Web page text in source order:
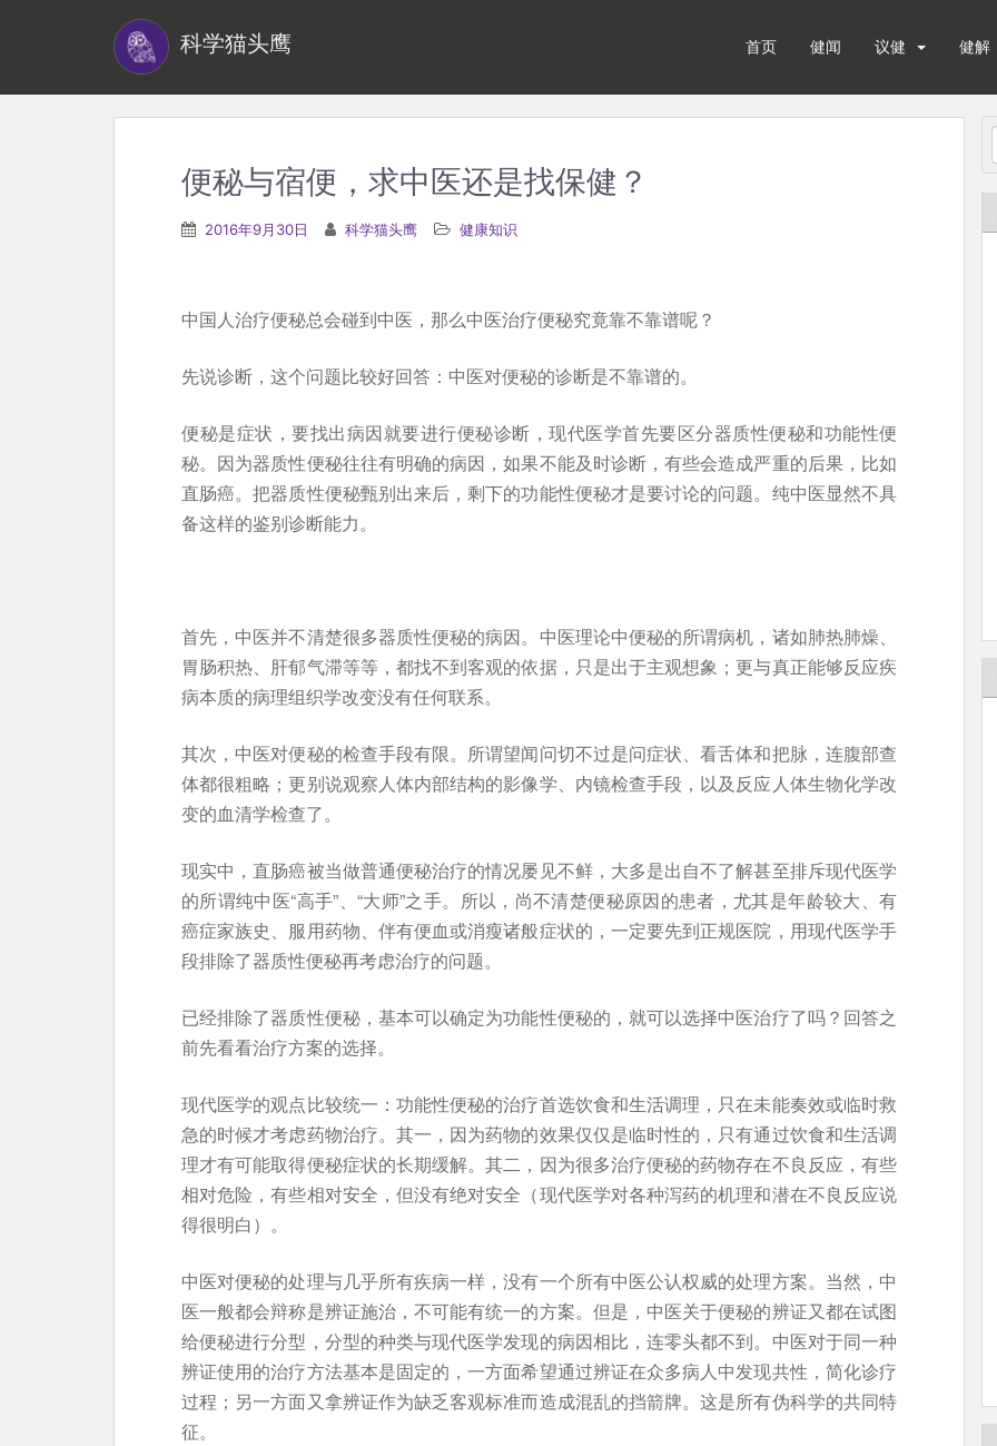
科学猫头鹰 首页 健闻 议健 健解
便秘与宿便，求中医还是找保健？
2016年9月30日 科学猫头鹰 健康知识
中国人治疗便秘总会碰到中医，那么中医治疗便秘究竟靠不靠谱呢？
先说诊断，这个问题比较好回答：中医对便秘的诊断是不靠谱的。
便秘是症状，要找出病因就要进行便秘诊断，现代医学首先要区分器质性便秘和功能性便
秘。因为器质性便秘往往有明确的病因，如果不能及时诊断，有些会造成严重的后果，比如
直肠癌。把器质性便秘甄别出来后，剩下的功能性便秘才是要讨论的问题。纯中医显然不具
备这样的鉴别诊断能力。
首先，中医并不清楚很多器质性便秘的病因。中医理论中便秘的所谓病机，诸如肺热肺燥、
胃肠积热、肝郁气滞等等，都找不到客观的依据，只是出于主观想象；更与真正能够反应疾
病本质的病理组织学改变没有任何联系。
其次，中医对便秘的检查手段有限。所谓望闻问切不过是问症状、看舌体和把脉，连腹部查
体都很粗略；更别说观察人体内部结构的影像学、内镜检查手段，以及反应人体生物化学改
变的血清学检查了。
现实中，直肠癌被当做普通便秘治疗的情况屡见不鲜，大多是出自不了解甚至排斥现代医学
的所谓纯中医“高手”、“大师”之手。所以，尚不清楚便秘原因的患者，尤其是年龄较大、有
癌症家族史、服用药物、伴有便血或消瘦诸般症状的，一定要先到正规医院，用现代医学手
段排除了器质性便秘再考虑治疗的问题。
已经排除了器质性便秘，基本可以确定为功能性便秘的，就可以选择中医治疗了吗？回答之
前先看看治疗方案的选择。
现代医学的观点比较统一：功能性便秘的治疗首选饮食和生活调理，只在未能奏效或临时救
急的时候才考虑药物治疗。其一，因为药物的效果仅仅是临时性的，只有通过饮食和生活调
理才有可能取得便秘症状的长期缓解。其二，因为很多治疗便秘的药物存在不良反应，有些
相对危险，有些相对安全，但没有绝对安全（现代医学对各种泻药的机理和潜在不良反应说
得很明白）。
中医对便秘的处理与几乎所有疾病一样，没有一个所有中医公认权威的处理方案。当然，中
医一般都会辩称是辨证施治，不可能有统一的方案。但是，中医关于便秘的辨证又都在试图
给便秘进行分型，分型的种类与现代医学发现的病因相比，连零头都不到。中医对于同一种
辨证使用的治疗方法基本是固定的，一方面希望通过辨证在众多病人中发现共性，简化诊疗
过程；另一方面又拿辨证作为缺乏客观标准而造成混乱的挡箭牌。这是所有伪科学的共同特
征。